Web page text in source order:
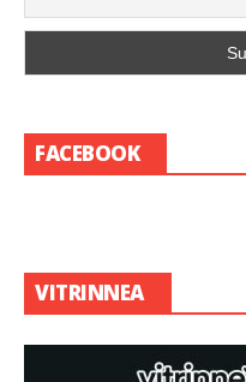
FACEBOOK
VITRINNEA